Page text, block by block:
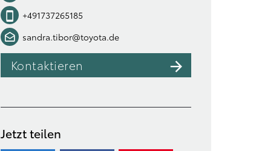
+491737265185
sandra.tibor@toyota.de
Kontaktieren
Jetzt teilen